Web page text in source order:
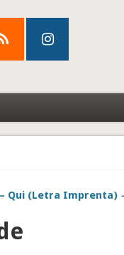
– Qui (Letra Imprenta)